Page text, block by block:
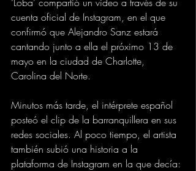
cuenta oficial de Instagram, en el que
confirmó que Alejandro Sanz estará
cantando junto a ella el próximo 13 de
mayo en la ciudad de Charlotte,
Carolina del Norte.
Minutos más tarde, el intérprete español
posteó el clip de la barranquillera en sus
redes sociales. Al poco tiempo, el artista
también subió una historia a la
plataforma de Instagram en la que decía: